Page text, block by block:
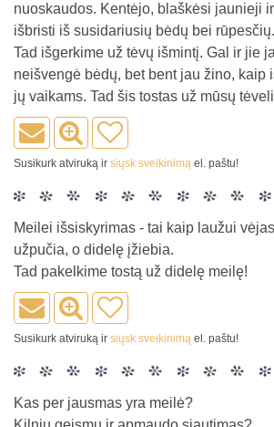
nuoskaudos. Kentėjo, blaškėsi jaunieji
išbristi iš susidariusių bėdų bei rūpesčių.
Tad išgerkime už tėvų išmintį. Gal ir jie
neišvengė bėdų, bet bent jau žino, kaip
jų vaikams. Tad šis tostas už mūsų
Susikurk atviruką ir siųsk sveikinimą el. paštu!
Meilei išsiskyrimas - tai kaip laužui
užpučia, o didelę įžiebia.
Tad pakelkime tostą už didelę meilę!
Susikurk atviruką ir siųsk sveikinimą el. paštu!
Kas per jausmas yra meilė?